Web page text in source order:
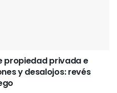
propiedad privada e
y desalojos: revés